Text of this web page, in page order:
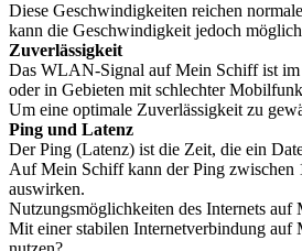
Diese Geschwindigkeiten reichen
kann die Geschwindigkeit jedoch
Zuverlässigkeit
Das WLAN-Signal auf Mein Schiff ist im
oder in Gebieten mit schlechter
Um eine optimale Zuverlässigkeit zu
Ping und Latenz
Der Ping (Latenz) ist die Zeit, die ein
Auf Mein Schiff kann der Ping zwischen
auswirken.
Nutzungsmöglichkeiten des Internets auf
Mit einer stabilen Internetverbindung auf